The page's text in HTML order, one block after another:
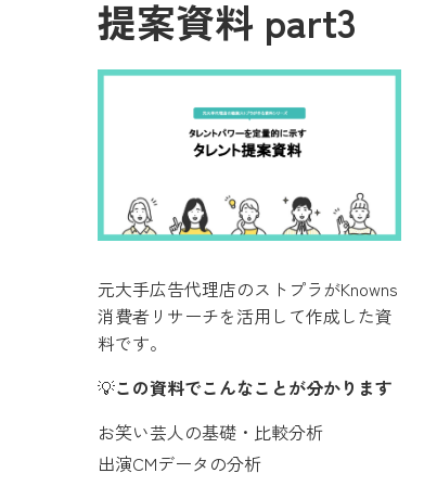
提案資料 part3
元大手広告代理店のストプラがKnowns
消費者リサーチを活用して作成した資
料です。
💡この資料でこんなことが分かります
お笑い芸人の基礎・比較分析
出演CMデータの分析